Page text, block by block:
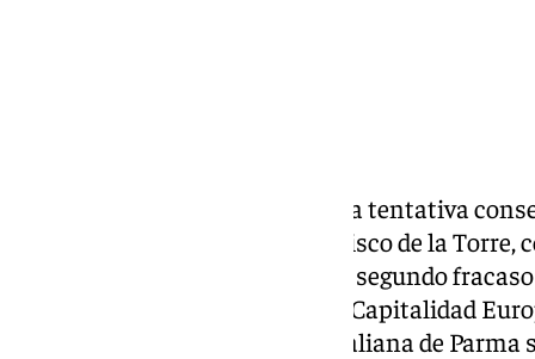
Málaga ha fallado en su segunda tentativa
. El alcalde Francisco de la
reconocimiento, certifica así su segundo
que además se suma a los de la Capitalidad
que logró Belgrado. La ciudad italiana de